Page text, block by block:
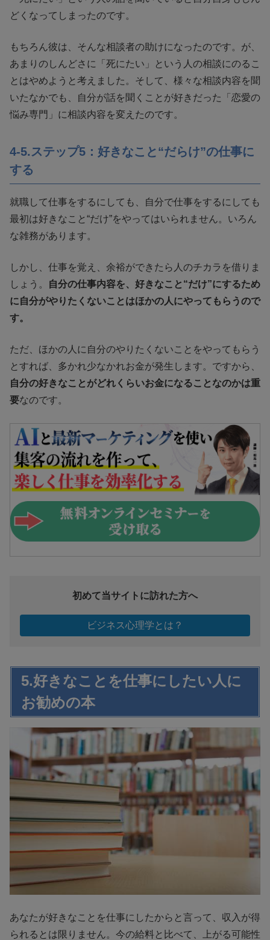
どくなってしまったのです。
もちろん彼は、そんな相談者の助けになったのです。が、
あまりのしんどさに「死にたい」という人の相談にのるこ
とはやめようと考えました。そして、様々な相談内容を聞
いたなかでも、自分が話を聞くことが好きだった「恋愛の
悩み専門」に相談内容を変えたのです。
4-5.ステップ5：好きなこと“だらけ”の仕事に
する
就職して仕事をするにしても、自分で仕事をするにしても
最初は好きなこと“だけ”をやってはいられません。いろん
な雑務があります。
しかし、仕事を覚え、余裕ができたら人のチカラを借りま
しょう。
自分の仕事内容を、好きなこと“だけ”にするため
に自分がやりたくないことはほかの人にやってもらうので
す。
ただ、ほかの人に自分のやりたくないことをやってもらう
とすれば、多かれ少なかれお金が発生します。ですから、
自分の好きなことがどれくらいお金になることなのかは重
要なのです。
初めて当サイトに訪れた方へ
ビジネス心理学とは？
5.好きなことを仕事にしたい人に
お勧めの本
あなたが好きなことを仕事にしたからと言って、収入が得
られるとは限りません。今の給料と比べて、上がる可能性